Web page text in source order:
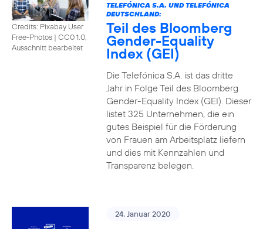
Credits: Pixabay User
Free-Photos | CC0 1.0,
Ausschnitt bearbeitet
TELEFÓNICA S.A. UND TELEFÓNICA
DEUTSCHLAND:
Teil des Bloomberg
Gender-Equality
Index (GEI)
Die Telefónica S.A. ist das dritte
Jahr in Folge Teil des Bloomberg
Gender-Equality Index (GEI). Dieser
listet 325 Unternehmen, die ein
gutes Beispiel für die Förderung
von Frauen am Arbeitsplatz liefern
und dies mit Kennzahlen und
Transparenz belegen.
24. Januar 2020